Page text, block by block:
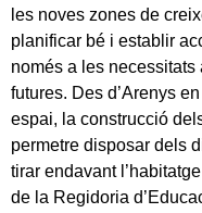
les noves zones de
planificar bé i establir
només a les
futures. Des d’Arenys
espai, la construcció
permetre disposar dels
tirar endavant
de la Regidoria